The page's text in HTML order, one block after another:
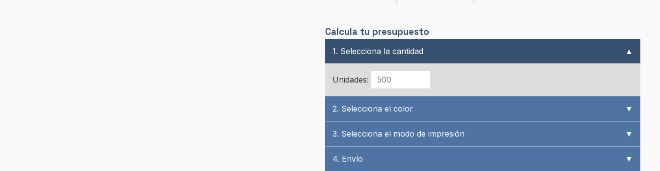
Calcula tu presupuesto
1. Selecciona la cantidad ▲
Unidades:
2. Selecciona el color ▼
3. Selecciona el modo de impresión ▼
4. Envío ▼